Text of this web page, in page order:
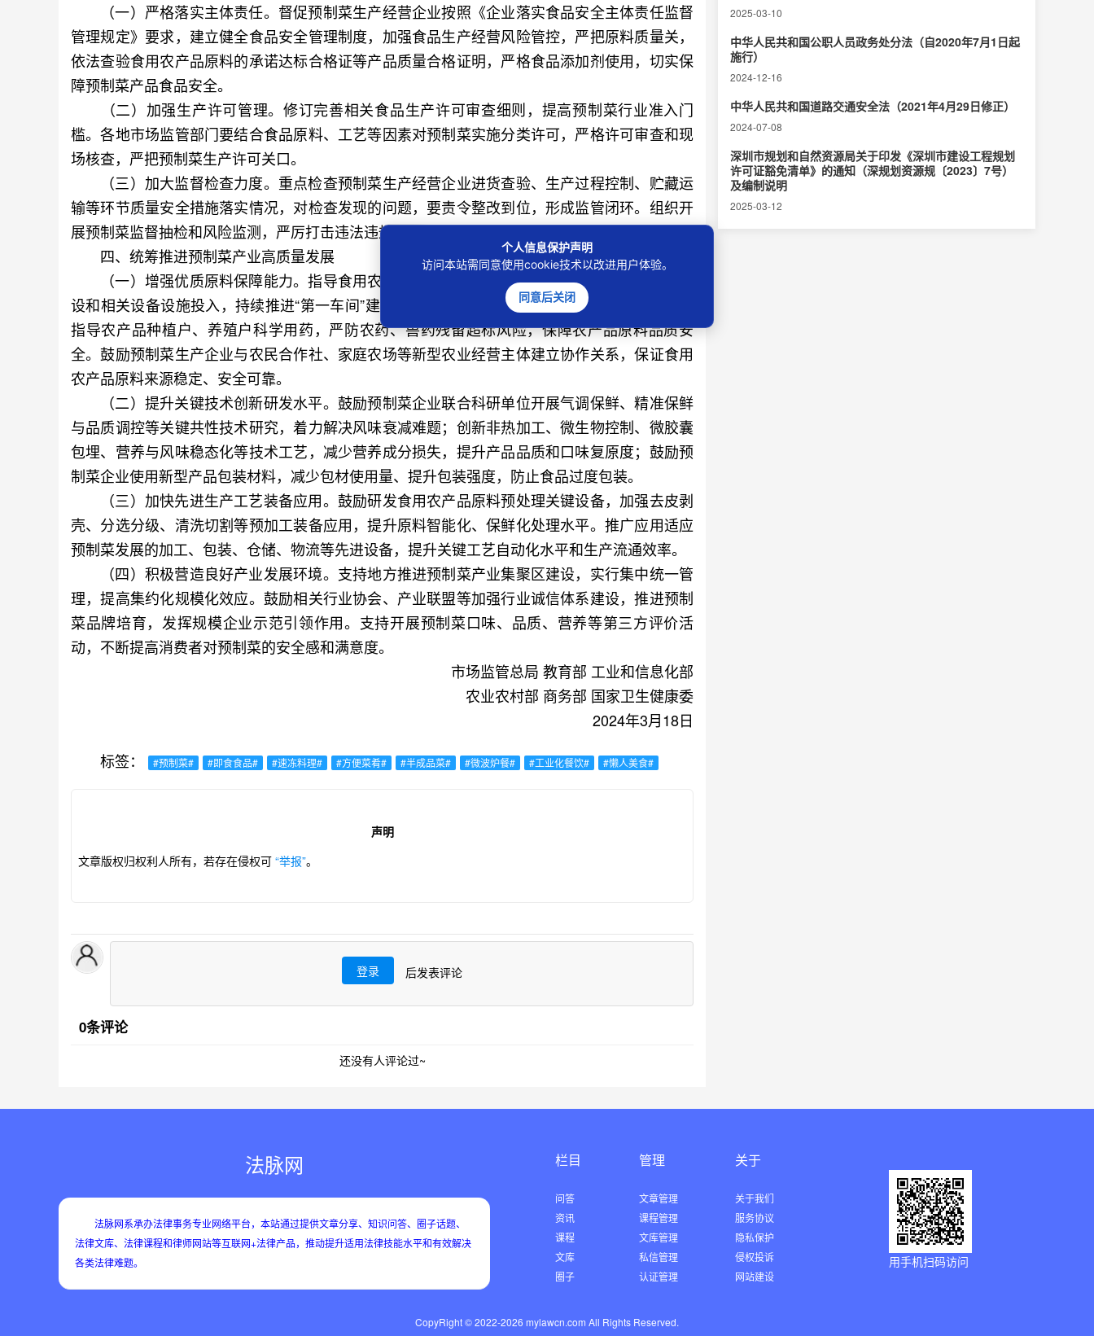
（一）严格落实主体责任。督促预制菜生产经营企业按照《企业落实食品安全主体责任监督
管理规定》要求，建立健全食品安全管理制度，加强食品生产经营风险管控，严把原料质量关，
依法查验食用农产品原料的承诺达标合格证等产品质量合格证明，严格食品添加剂使用，切实保
障预制菜产品食品安全。
（二）加强生产许可管理。修订完善相关食品生产许可审查细则，提高预制菜行业准入门
槛。各地市场监管部门要结合食品原料、工艺等因素对预制菜实施分类许可，严格许可审查和现
场核查，严把预制菜生产许可关口。
（三）加大监督检查力度。重点检查预制菜生产经营企业进货查验、生产过程控制、贮藏运
输等环节质量安全措施落实情况，对检查发现的问题，要责令整改到位，形成监管闭环。组织开
展预制菜监督抽检和风险监测，严厉打击违法违规行为。
四、统筹推进预制菜产业高质量发展
（一）增强优质原料保障能力。指导食用农产品原料生产集中区加大优质农产品生产基地建
设和相关设备设施投入，持续推进“第一车间”建设，提升食用农产品原料商品化和标准化水平；
指导农产品种植户、养殖户科学用药，严防农药、兽药残留超标风险，保障农产品原料品质安
全。鼓励预制菜生产企业与农民合作社、家庭农场等新型农业经营主体建立协作关系，保证食用
农产品原料来源稳定、安全可靠。
（二）提升关键技术创新研发水平。鼓励预制菜企业联合科研单位开展气调保鲜、精准保鲜
与品质调控等关键共性技术研究，着力解决风味衰减难题；创新非热加工、微生物控制、微胶囊
包埋、营养与风味稳态化等技术工艺，减少营养成分损失，提升产品品质和口味复原度；鼓励预
制菜企业使用新型产品包装材料，减少包材使用量、提升包装强度，防止食品过度包装。
（三）加快先进生产工艺装备应用。鼓励研发食用农产品原料预处理关键设备，加强去皮剥
壳、分选分级、清洗切割等预加工装备应用，提升原料智能化、保鲜化处理水平。推广应用适应
预制菜发展的加工、包装、仓储、物流等先进设备，提升关键工艺自动化水平和生产流通效率。
（四）积极营造良好产业发展环境。支持地方推进预制菜产业集聚区建设，实行集中统一管
理，提高集约化规模化效应。鼓励相关行业协会、产业联盟等加强行业诚信体系建设，推进预制
菜品牌培育，发挥规模企业示范引领作用。支持开展预制菜口味、品质、营养等第三方评价活
动，不断提高消费者对预制菜的安全感和满意度。
市场监管总局 教育部 工业和信息化部
农业农村部 商务部 国家卫生健康委
2024年3月18日
标签：
#预制菜# #即食食品# #速冻料理# #方便菜肴# #半成品菜# #微波炉餐# #工业化餐饮# #懒人美食#
声明
文章版权归权利人所有，若存在侵权可 “举报”。
登录 后发表评论
0条评论
还没有人评论过~
2025-03-10
中华人民共和国公职人员政务处分法（自2020年7月1日起
施行）
2024-12-16
中华人民共和国道路交通安全法（2021年4月29日修正）
2024-07-08
深圳市规划和自然资源局关于印发《深圳市建设工程规划
许可证豁免清单》的通知（深规划资源规〔2023〕7号）
及编制说明
2025-03-12
法脉网
法脉网系承办法律事务专业网络平台，本站通过提供文章分享、知识问答、圈子话题、
法律文库、法律课程和律师网站等互联网+法律产品，推动提升适用法律技能水平和有效解决
各类法律难题。
栏目
问答
资讯
课程
文库
圈子
管理
文章管理
课程管理
文库管理
私信管理
认证管理
关于
关于我们
服务协议
隐私保护
侵权投诉
网站建设
用手机扫码访问
CopyRight © 2022-2026 mylawcn.com All Rights Reserved.
个人信息保护声明
访问本站需同意使用cookie技术以改进用户体验。
同意后关闭